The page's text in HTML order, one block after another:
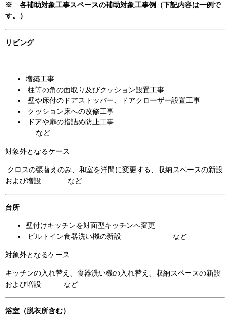
※ 各補助対象工事スペースの補助対象工事例（下記内容は一例で
す。）
リビング
増築工事
柱等の角の面取り及びクッション設置工事
壁や床付のドアストッパー、ドアクローザー設置工事
クッション床への改修工事
ドアや扉の指詰め防止工事
など
対象外となるケース
クロスの張替えのみ、和室を洋間に変更する、収納スペースの新設
および増設 など
台所
壁付けキッチンを対面型キッチンへ変更
ビルトイン食器洗い機の新設 など
対象外となるケース
キッチンの入れ替え、食器洗い機の入れ替え、収納スペースの新設
および増設 など
浴室 （脱衣所含む）